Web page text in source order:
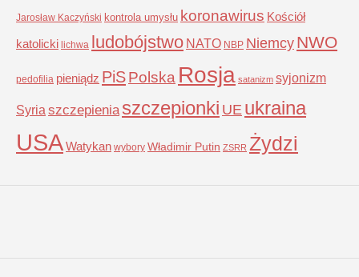
Jarosław Kaczyński kontrola umysłu koronawirus Kościół
katolicki lichwa ludobójstwo NATO NBP NiemcyNWO
pedofilia pieniądz PiSPolska Rosja satanizm syjonizm
Syria szczepienia szczepionki UE ukraina
USAWatykan wybory Władimir Putin ZSRR Żydzi